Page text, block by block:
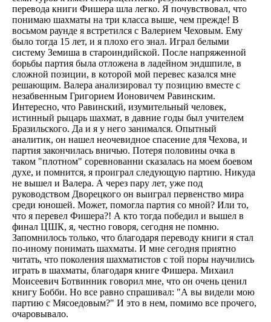
перевода книги Фишера шла легко. Я почувствовал, что
понимаю шахматы на три класса выше, чем прежде! В
восьмом раунде я встретился с Валерием Чеховым. Ему
было тогда 15 лет, и я плохо его знал. Играл белыми
систему Земиша в староиндийской. После напряженной
борьбы партия была отложена в ладейном эндшпиле, в
сложной позиции, в которой мой перевес казался мне
решающим. Валера анализировал ту позицию вместе с
незабвенным Григорием Ионовичем Равинским.
Интересно, что Равинский, изумительный человек,
истинный рыцарь шахмат, в давние годы был учителем
Бразильского. Да и я у него занимался. Опытный
аналитик, он нашел неочевидное спасение для Чехова, и
партия закончилась вничью. Потеря половины очка в
таком "плотном" соревнованни сказалась на моем боевом
духе, и помнится, я проиграл следующую партию. Никуда
не вышел и Валера. А через пару лет, уже под
руководством Дворецкого он выиграл первенство мира
среди юношей. Может, помогла партия со мной? Или то,
что я перевел Фишера?! А кто тогда победил и вышел в
финал ЦШК, я, честно говоря, сегодня не помню.
Запомнилось только, что благодаря переводу книги я стал
по-иному понимать шахматы. И мне сегодня приятно
читать, что поколения шахматистов с той поры научились
играть в шахматы, благодаря книге Фишера. Михаил
Моисеевич Ботвинник говорил мне, что он очень ценил
книгу Бобби. Но все равно спрашивал: "А вы видели мою
партию с Мясоедовым?" И это в нем, помимо все прочего,
очаровывало.